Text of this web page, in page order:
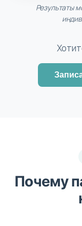
Результаты
Почему